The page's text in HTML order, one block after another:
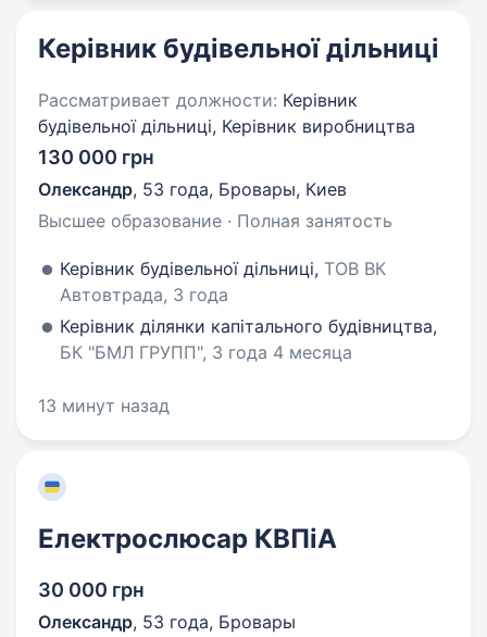
Керівник будівельної дільниці
Рассматривает должности: Керівник
будівельної дільниці, Керівник виробництва
130 000 грн
Олександр, 53 года, Бровары, Киев
Высшее образование · Полная занятость
Керівник будівельної дільниці, ТОВ ВК
Автовтрада, 3 года
Керівник ділянки капітального будівництва,
БК "БМЛ ГРУПП", 3 года 4 месяца
13 минут назад
Електрослюсар КВПіА
30 000 грн
Олександр, 53 года, Бровары